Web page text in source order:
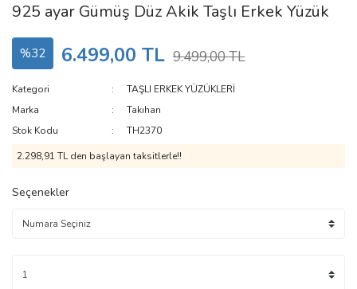
925 ayar Gümüş Düz Akik Taşlı Erkek Yüzük
%32 6.499,00 TL 9.499,00 TL
Kategori
TAŞLI ERKEK YÜZÜKLERİ
Marka
Takıhan
Stok Kodu
TH2370
2.298,91 TL den başlayan taksitlerle!!
Seçenekler